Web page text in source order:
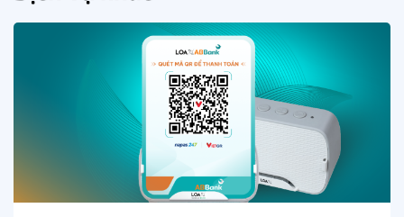
Biện pháp bảo đảm cho khoản cấp bảo lãnh, L/C, cam
kết cấp tín dụng:Ưu đãi từ 0% (không yêu cầu ký quỹ
với một số loại hình bảo lãnh, L/C cho nhóm KH tốt)
Phát hành thẻ tín dụng tối đa 2 tỷ đồng.
Lãi suất cho vay ưu đãi cạnh tranh chỉ từ 5,5%/năm.
Phí bảo lãnh ưu đãi, cạnh tranh:
Miễn 100% phí
với Bảo lãnh dự thầu và
Giảm đến 50% phí
đối với các